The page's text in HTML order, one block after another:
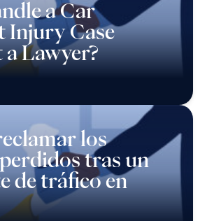
a Car
Injury Case
Lawyer?
los
tras un
de tráfico en